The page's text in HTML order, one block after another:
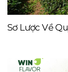
Sơ Lược Về